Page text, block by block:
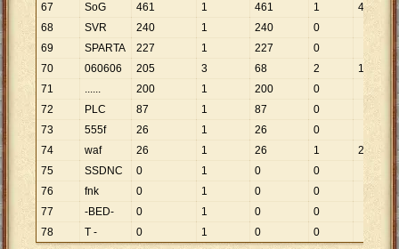
67
SoG 461 1 461 1
461
68
SVR 240 1 240
0
69
SPARTA 227 1 227
0
70
060606 205 3 68 2
103
71
...... 200 1 200
0
72
PLC 87 1 87
0
73
555f 26 1 26
0
74
waf 26 1 26 1
26
75
SSDNC 0 1 0
0
76
fnk 0 1 0
0
77
-BED- 0 1 0
0
78
T - 0 1 0 0